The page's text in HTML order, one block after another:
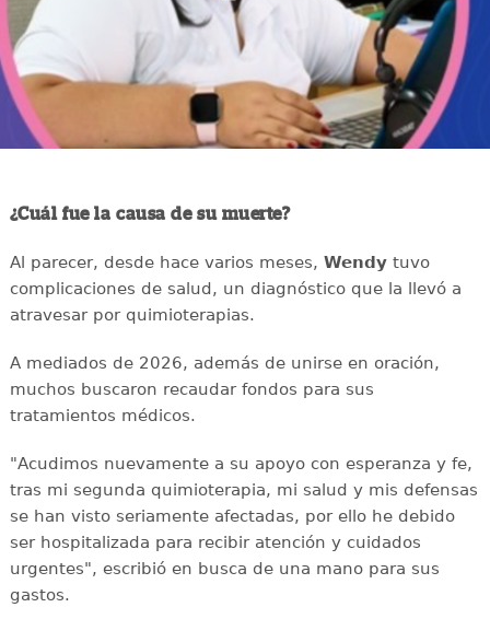
¿Cuál fue la causa de su muerte?
Al parecer, desde hace varios meses, Wendytuvo
complicaciones de salud, un diagnóstico que la llevó a
atravesar por quimioterapias.
A mediados de 2026, además de unirse en oración,
muchos buscaron recaudar fondos para sus
tratamientos médicos.
"Acudimos nuevamente a su apoyo con esperanza y fe,
tras mi segunda quimioterapia, mi salud y mis defensas
se han visto seriamente afectadas, por ello he debido
ser hospitalizada para recibir atención y cuidados
urgentes", escribió en busca de una mano para sus
gastos.